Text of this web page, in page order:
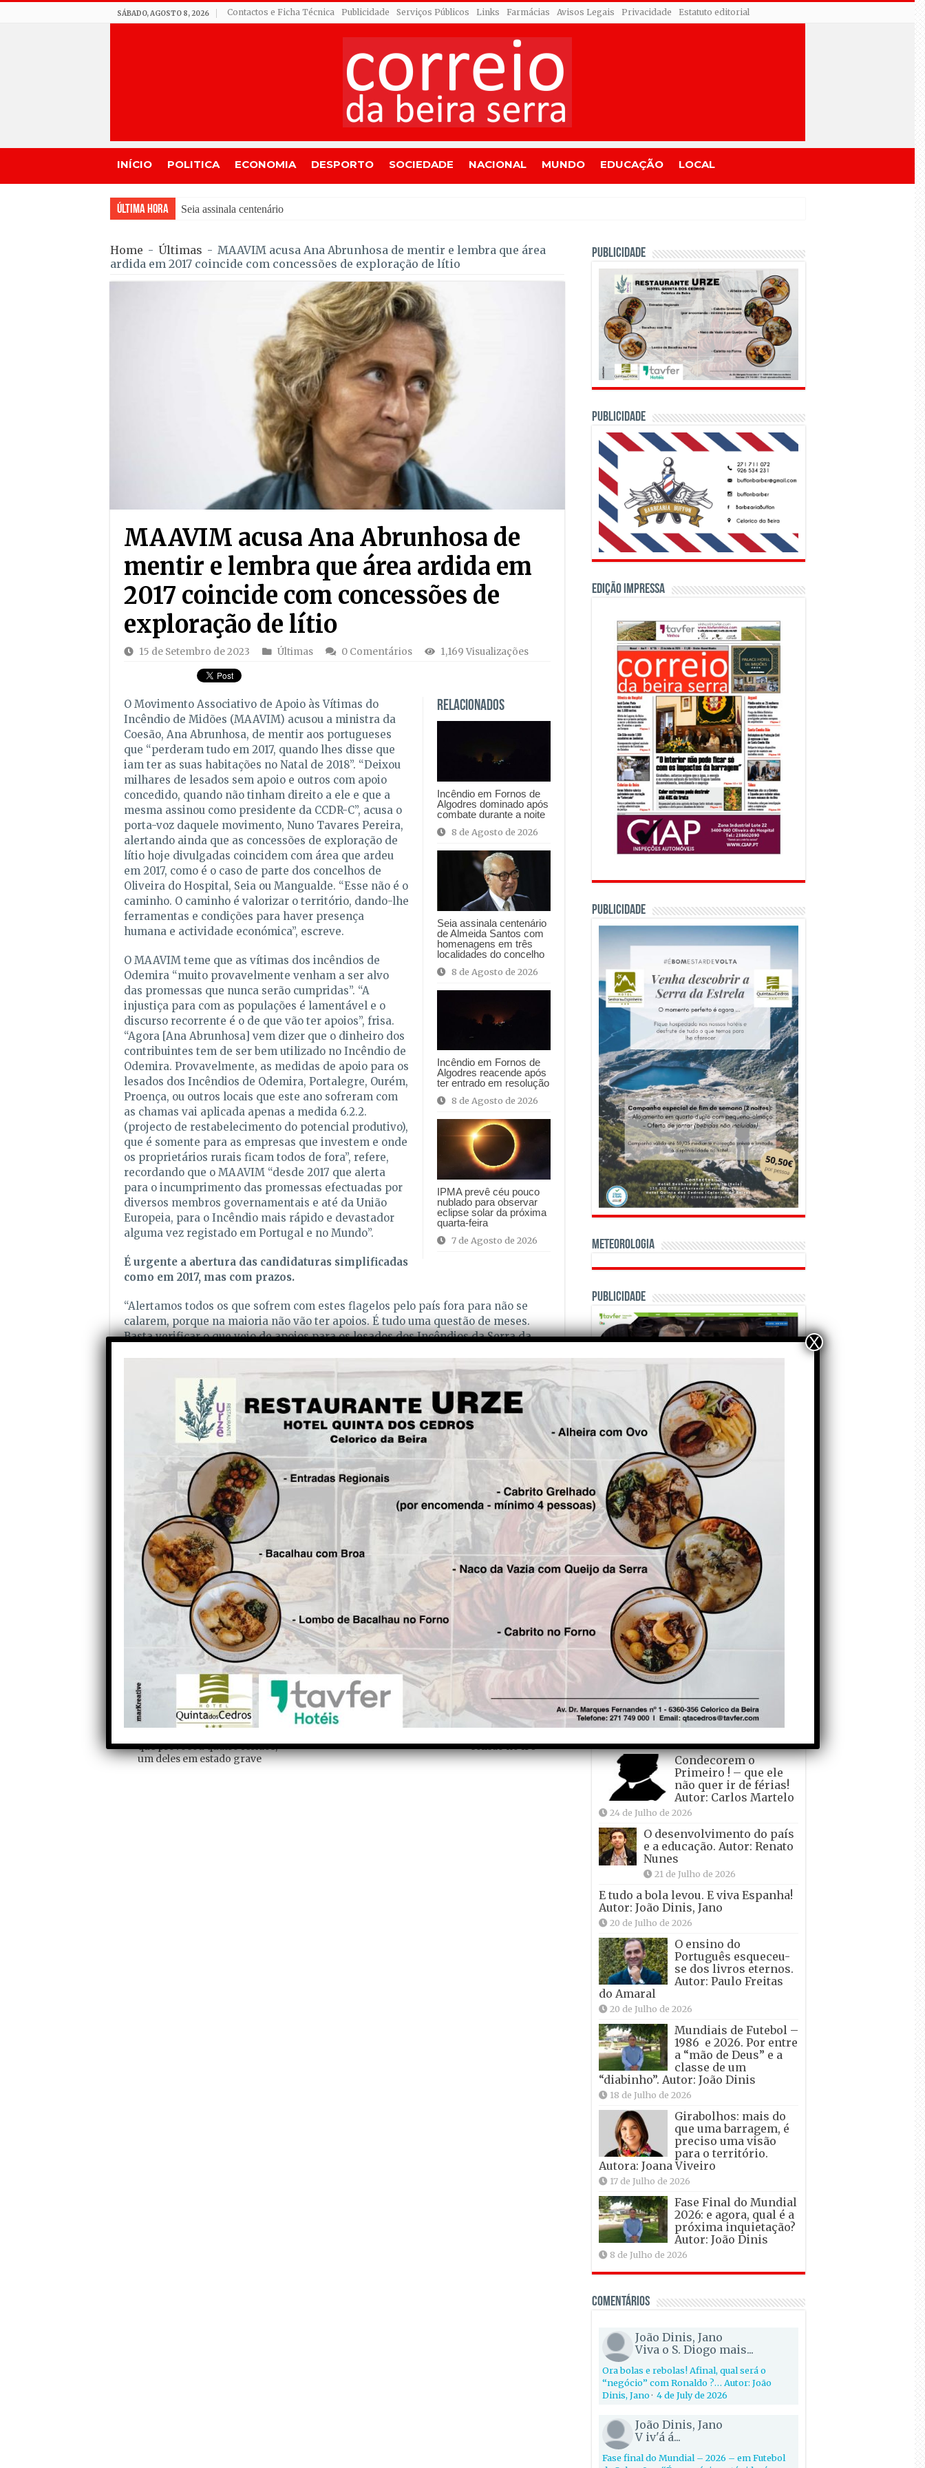
SÁBADO, AGOSTO 8, 2026 Contactos e Ficha Técnica Publicidade Serviços Públicos Links Farmácias Avisos Legais Privacidade Estatuto editorial
INÍCIO POLITICA ECONOMIA DESPORTO SOCIEDADE NACIONAL MUNDO EDUCAÇÃO LOCAL
Última Hora Seia assinala centenário de Almeida Santos com homenagens em
Home - Últimas - MAAVIM acusa Ana Abrunhosa de mentir e lembra que área
ardida em 2017 coincide com concessões de exploração de lítio
MAAVIM acusa Ana Abrunhosa de
mentir e lembra que área ardida em
2017 coincide com concessões de
exploração de lítio
15 de Setembro de 2023 Últimas 0 Comentários 1,169 Visualizações
Relacionados
Incêndio em Fornos de
Algodres dominado após
combate durante a noite
8 de Agosto de 2026
Seia assinala centenário
de Almeida Santos com
homenagens em três
localidades do concelho
8 de Agosto de 2026
Incêndio em Fornos de
Algodres reacende após
ter entrado em resolução
8 de Agosto de 2026
IPMA prevê céu pouco
nublado para observar
eclipse solar da próxima
quarta-feira
7 de Agosto de 2026
O Movimento Associativo de Apoio às Vítimas do
Incêndio de Midões (MAAVIM) acusou a ministra da
Coesão, Ana Abrunhosa, de mentir aos portugueses
que “perderam tudo em 2017, quando lhes disse que
iam ter as suas habitações no Natal de 2018”. “Deixou
milhares de lesados sem apoio e outros com apoio
concedido, quando não tinham direito a ele e que a
mesma assinou como presidente da CCDR-C”, acusa o
porta-voz daquele movimento, Nuno Tavares Pereira,
alertando ainda que as concessões de exploração de
lítio hoje divulgadas coincidem com área que ardeu
em 2017, como é o caso de parte dos concelhos de
Oliveira do Hospital, Seia ou Mangualde. “Esse não é o
caminho. O caminho é valorizar o território, dando-lhe
ferramentas e condições para haver presença
humana e actividade económica”, escreve.
O MAAVIM teme que as vítimas dos incêndios de
Odemira “muito provavelmente venham a ser alvo
das promessas que nunca serão cumpridas”. “A
injustiça para com as populações é lamentável e o
discurso recorrente é o de que vão ter apoios”, frisa.
“Agora [Ana Abrunhosa] vem dizer que o dinheiro dos
contribuintes tem de ser bem utilizado no Incêndio de
Odemira. Provavelmente, as medidas de apoio para os
lesados dos Incêndios de Odemira, Portalegre, Ourém,
Proença, ou outros locais que este ano sofreram com
as chamas vai aplicada apenas a medida 6.2.2.
(projecto de restabelecimento do potencial produtivo),
que é somente para as empresas que investem e onde
os proprietários rurais ficam todos de fora”, refere,
recordando que o MAAVIM “desde 2017 que alerta
para o incumprimento das promessas efectuadas por
diversos membros governamentais e até da União
Europeia, para o Incêndio mais rápido e devastador
alguma vez registado em Portugal e no Mundo”.
É urgente a abertura das candidaturas simplificadas
como em 2017, mas com prazos.
“Alertamos todos os que sofrem com estes flagelos pelo país fora para não se
calarem, porque na maioria não vão ter apoios. É tudo uma questão de meses.
Basta verificar o que veio de apoios para os lesados dos Incêndios da Serra da
mas vieram muitas promessas. Muitos milhões que depois acabam a ser
distribuídos por programas operacionais pelo resto do país”, continua.
“Lamentavelmente, o território mais despovoado continua sem medidas para
quem o ocupa, embora atribuam muitos milhões a quem vem de fora para o
território, mas isso não traz mais-valias aos territórios de baixa densidade, antes
pelo contrário”, insiste, referindo que existe mesmo “um clima de perseguição de
quem habita nos meios rurais”. “Como que se fossemos criminosos por
insistentemente nos mantermos num território que não tem as mesmas
oportunidades e ferramentas que o resto do território”, lamenta.
Sublinhando que há a necessidade de repensar todo o território, como os seus
mosaicos, a sua manutenção no Inverno, a sua agricultura e pastorícia, Nuno
Tavares Pereira lembra que existem estudos e que as medidas para mitigar e
superar estes problemas estão identificados há muitos anos. “Entreguem os
apoios de milhões ao território e aos seus agentes, os bombeiros. “Hoje, a notícia
é a exploração do Lítio e vejam que ele coincide com o que ardeu em 2017. Esse
não é o caminho. O caminho é valorizar o território, dando-lhe ferramentas e
condições para haver presença humana e actividade económica”, conclui.
Partilhe com os seus amigos nas redes sociais!
Anterior
IP3 reabriu ao trânsito em
que provocou quatro feridos,
um deles em estado grave
Bastonário da Ordem dos
colisão no IP3
PUBLICIDADE
PUBLICIDADE
Edição Impressa
PUBLICIDADE
Meteorologia
Publicidade
OPINIÃO E CRÓNICAS
Matraquilhos… Autor:
Fernando Roldão
6 de Agosto de 2026
A marca Sporting em
todo o mundo está a
crescer atrás de
Ronaldo. Autor: Paulo
Freitas do Amaral
5 de Agosto de 2026
Falso crescimento…
Autor: Nuno Pereira
1 de Agosto de 2026
Tadei Pogacar vence o
“Tour” – A “Volta a
França em Bicicleta”
pela quinta vez! Autor:
João Dinis
Condecorem o
Primeiro ! – que ele
não quer ir de férias!
Autor: Carlos Martelo
24 de Julho de 2026
O desenvolvimento do país
e a educação. Autor: Renato
Nunes
21 de Julho de 2026
E tudo a bola levou. E viva Espanha!
Autor: João Dinis, Jano
20 de Julho de 2026
O ensino do
Português esqueceu-
se dos livros eternos.
Autor: Paulo Freitas
do Amaral
20 de Julho de 2026
Mundiais de Futebol –
1986 e 2026. Por entre
a “mão de Deus” e a
classe de um
“diabinho”. Autor: João Dinis
18 de Julho de 2026
Girabolhos: mais do
que uma barragem, é
preciso uma visão
para o território.
Autora: Joana Viveiro
17 de Julho de 2026
Fase Final do Mundial
2026: e agora, qual é a
próxima inquietação?
Autor: João Dinis
8 de Julho de 2026
Comentários
João Dinis, Jano
Viva o S. Diogo mais...
Ora bolas e rebolas! Afinal, qual será o
“negócio” com Ronaldo ?… Autor: João
Dinis, Jano· 4 de July de 2026
João Dinis, Jano
V iv'á á...
Fase final do Mundial – 2026 – em Futebol
X